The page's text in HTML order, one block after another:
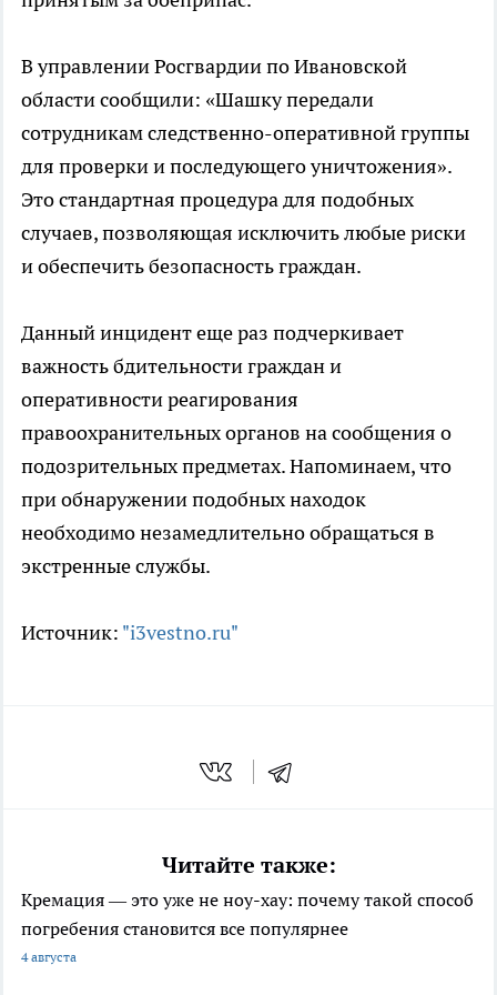
В управлении Росгвардии по Ивановской
области сообщили: «Шашку передали
сотрудникам следственно-оперативной группы
для проверки и последующего уничтожения».
Это стандартная процедура для подобных
случаев, позволяющая исключить любые риски
и обеспечить безопасность граждан.
Данный инцидент еще раз подчеркивает
важность бдительности граждан и
оперативности реагирования
правоохранительных органов на сообщения о
подозрительных предметах. Напоминаем, что
при обнаружении подобных находок
необходимо незамедлительно обращаться в
экстренные службы.
Источник: "i3vestno.ru"
Читайте также:
Кремация — это уже не ноу-хау: почему такой способ
погребения становится все популярнее
4 августа